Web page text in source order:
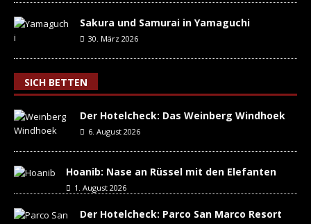
Sakura und Samurai in Yamaguchi
30. März 2026
SICH BETTEN
Der Hotelcheck: Das Weinberg Windhoek
6. August 2026
Hoanib: Nase an Rüssel mit den Elefanten
1. August 2026
Der Hotelcheck: Parco San Marco Resort